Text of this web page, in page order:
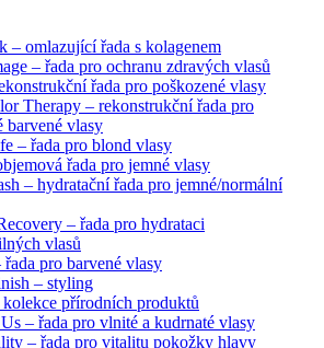
– omlazující řada s kolagenem
– řada pro ochranu zdravých vlasů
řada pro poškozené vlasy
Therapy – rekonstrukční řada pro
barvené vlasy
– řada pro blond vlasy
řada pro jemné vlasy
– hydratační řada pro jemné/normální
– řada pro hydrataci
vlasů
pro barvené vlasy
– styling
přírodních produktů
– řada pro vlnité a kudrnaté vlasy
– řada pro vitalitu pokožky hlavy